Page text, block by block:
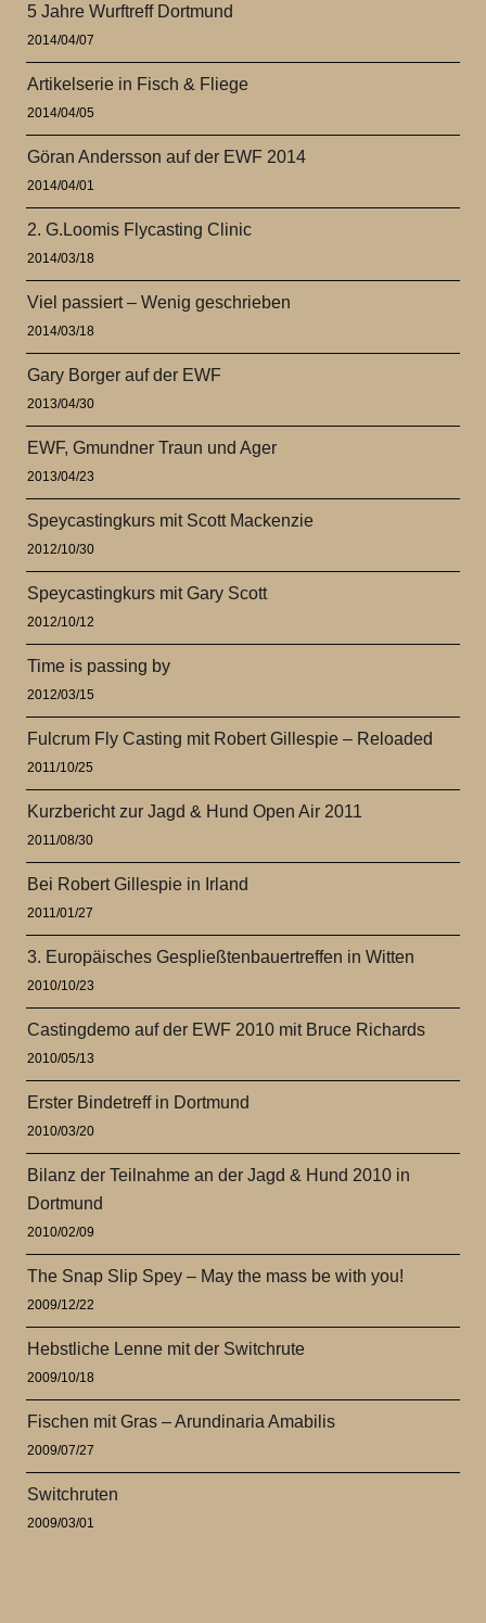
5 Jahre Wurftreff Dortmund
2014/04/07
Artikelserie in Fisch & Fliege
2014/04/05
Göran Andersson auf der EWF 2014
2014/04/01
2. G.Loomis Flycasting Clinic
2014/03/18
Viel passiert – Wenig geschrieben
2014/03/18
Gary Borger auf der EWF
2013/04/30
EWF, Gmundner Traun und Ager
2013/04/23
Speycastingkurs mit Scott Mackenzie
2012/10/30
Speycastingkurs mit Gary Scott
2012/10/12
Time is passing by
2012/03/15
Fulcrum Fly Casting mit Robert Gillespie – Reloaded
2011/10/25
Kurzbericht zur Jagd & Hund Open Air 2011
2011/08/30
Bei Robert Gillespie in Irland
2011/01/27
3. Europäisches Gespließtenbauertreffen in Witten
2010/10/23
Castingdemo auf der EWF 2010 mit Bruce Richards
2010/05/13
Erster Bindetreff in Dortmund
2010/03/20
Bilanz der Teilnahme an der Jagd & Hund 2010 in
Dortmund
2010/02/09
The Snap Slip Spey – May the mass be with you!
2009/12/22
Hebstliche Lenne mit der Switchrute
2009/10/18
Fischen mit Gras – Arundinaria Amabilis
2009/07/27
Switchruten
2009/03/01